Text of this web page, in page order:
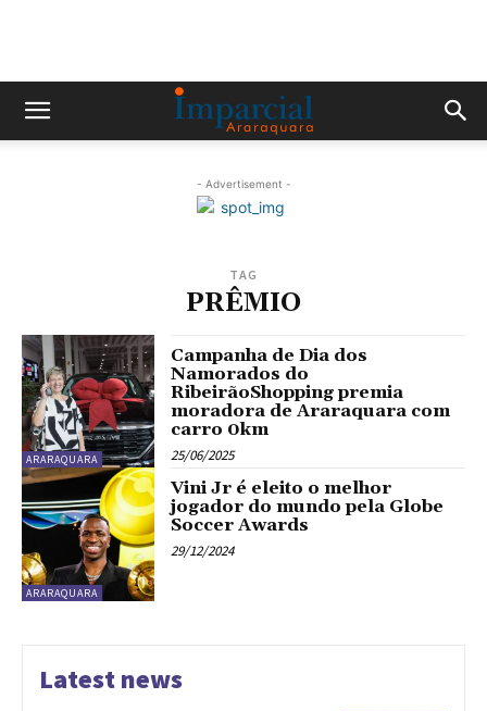
- Advertisement -
TAG
PRÊMIO
ARARAQUARA
Campanha de Dia dos
Namorados do
RibeirãoShopping premia
moradora de Araraquara com
carro 0km
25/06/2025
ARARAQUARA
Vini Jr é eleito o melhor
jogador do mundo pela Globe
Soccer Awards
29/12/2024
Latest news